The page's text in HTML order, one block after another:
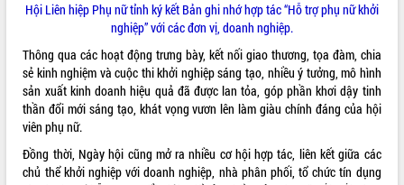
tháng 7/2026
Lễ truy tặng danh hiệu “Bà Mẹ Việt
Nam Anh hùng” và trao Huân chương
Lao động
UBND tỉnh Đắk Lắk triển khai nhiệm
vụ 6 tháng cuối năm 2026
Kỳ họp thứ Hai, Hội đồng nhân dân
tỉnh khóa XI quyết nghị nhiều nội dung
quan trọng
ALBUM ẢNH
Hội Liên hiệp Phụ nữ tỉnh ký kết Bản ghi nhớ hợp tác “Hỗ trợ phụ nữ khởi
nghiệp” với các đơn vị, doanh nghiệp.
Thông qua các hoạt động trưng bày, kết nối giao thương, tọa đàm, chia
sẻ kinh nghiệm và cuộc thi khởi nghiệp sáng tạo, nhiều ý tưởng, mô hình
sản xuất kinh doanh hiệu quả đã được lan tỏa, góp phần khơi dậy tinh
thần đổi mới sáng tạo, khát vọng vươn lên làm giàu chính đáng của hội
viên phụ nữ.
Đồng thời, Ngày hội cũng mở ra nhiều cơ hội hợp tác, liên kết giữa các
chủ thể khởi nghiệp với doanh nghiệp, nhà phân phối, tổ chức tín dụng